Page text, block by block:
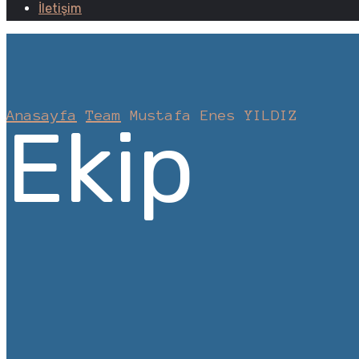
İletişim
Anasayfa Team Mustafa Enes YILDIZ
Ekip